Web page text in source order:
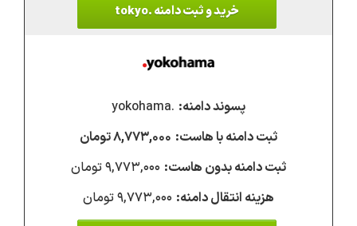
خرید و ثبت دامنه .tokyo
.yokohama
۸,۷۷۳,۰۰۰ تومان
۹,۷۷۳,۰۰۰ تومان
۹,۷۷۳,۰۰۰ تومان